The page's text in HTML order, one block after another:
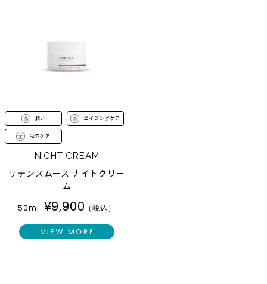
潤い エイジングケア
毛穴ケア
NIGHT CREAM
サテンスムース ナイトクリー
ム
50ml ¥9,900 （税込）